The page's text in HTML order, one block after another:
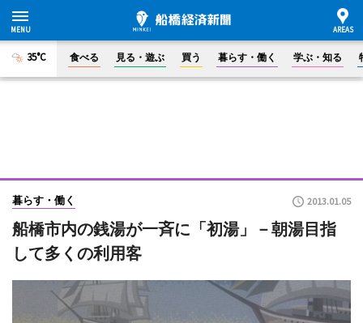
35°C 食べる 見る・遊ぶ 買う 暮らす・働く 学ぶ・知る
暮らす・働く 2013.01.05
船橋市内の銭湯が一斉に「初湯」－朝湯目指
して多くの利用客